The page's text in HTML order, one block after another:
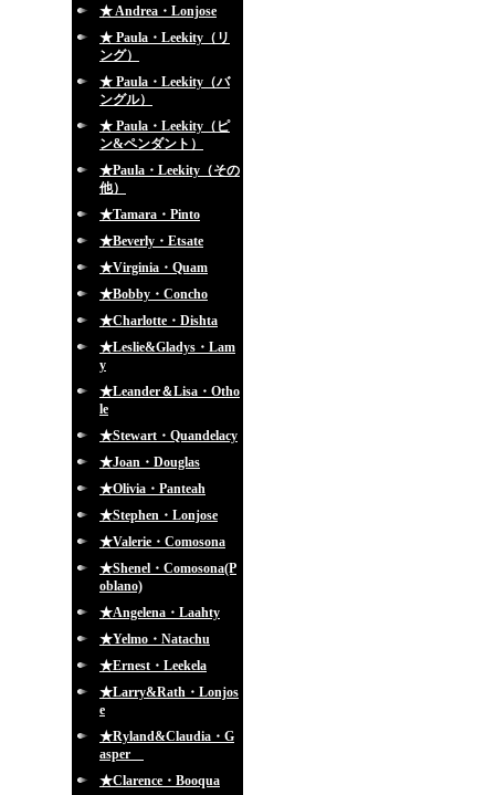
★ Andrea・Lonjose
★ Paula・Leekity（リ
ング）
★ Paula・Leekity（バ
ングル）
★ Paula・Leekity（ピ
ン&ペンダント）
★Paula・Leekity（その
他）
★Tamara・Pinto
★Beverly・Etsate
★Virginia・Quam
★Bobby・Concho
★Charlotte・Dishta
★Leslie&Gladys・Lam
y
★Leander＆Lisa・Otho
le
★Stewart・Quandelacy
★Joan・Douglas
★Olivia・Panteah
★Stephen・Lonjose
★Valerie・Comosona
★Shenel・Comosona(P
oblano)
★Angelena・Laahty
★Yelmo・Natachu
★Ernest・Leekela
★Larry&Rath・Lonjos
e
★Ryland&Claudia・G
asper
★Clarence・Booqua